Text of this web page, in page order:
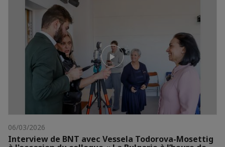
06/03/2026
Interview de BNT avec Vessela Todorova-Mosettig